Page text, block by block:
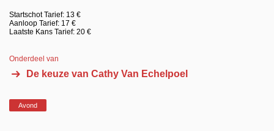
Startschot Tarief: 13 €
Aanloop Tarief: 17 €
Laatste Kans Tarief: 20 €
Onderdeel van
De keuze van Cathy Van Echelpoel
Avond